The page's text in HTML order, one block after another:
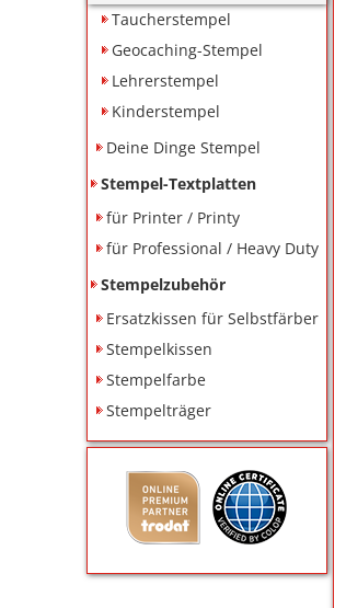
Taucherstempel
Geocaching-Stempel
Lehrerstempel
Kinderstempel
Deine Dinge Stempel
Stempel-Textplatten
für Printer / Printy
für Professional / Heavy Duty
Stempelzubehör
Ersatzkissen für Selbstfärber
Stempelkissen
Stempelfarbe
Stempelträger